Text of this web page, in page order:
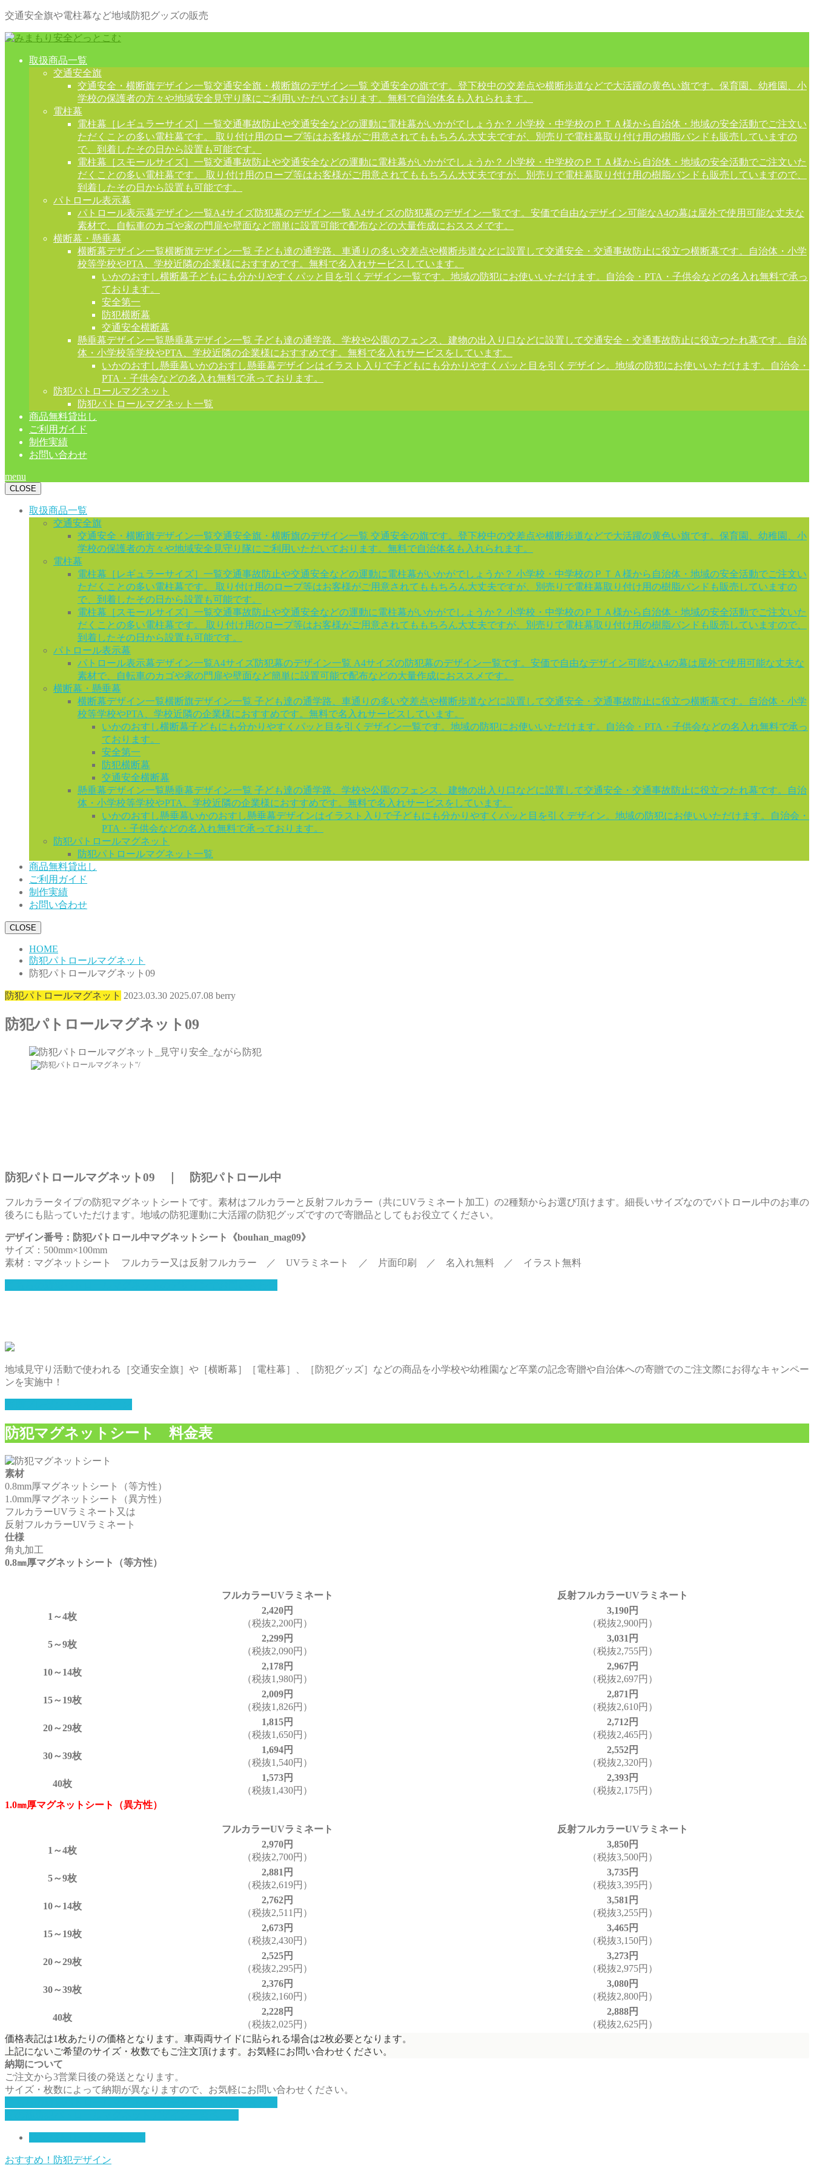
交通安全旗や電柱幕など地域防犯グッズの販売
取扱商品一覧
交通安全旗
交通安全・横断旗デザイン一覧交通安全旗・横断旗のデザイン一覧 交通安全の旗です。登下校中の交差点や横断歩道などで大活躍の黄色い旗です。保育園、幼稚園、小
学校の保護者の方々や地域安全見守り隊にご利用いただいております。無料で自治体名も入れられます。
電柱幕
電柱幕［レギュラーサイズ］一覧交通事故防止や交通安全などの運動に電柱幕がいかがでしょうか？ 小学校・中学校のＰＴＡ様から自治体・地域の安全活動でご注文い
ただくことの多い電柱幕です。 取り付け用のロープ等はお客様がご用意されてももちろん大丈夫ですが、別売りで電柱幕取り付け用の樹脂バンドも販売していますの
で、到着したその日から設置も可能です。
電柱幕［スモールサイズ］一覧交通事故防止や交通安全などの運動に電柱幕がいかがでしょうか？ 小学校・中学校のＰＴＡ様から自治体・地域の安全活動でご注文いた
だくことの多い電柱幕です。 取り付け用のロープ等はお客様がご用意されてももちろん大丈夫ですが、別売りで電柱幕取り付け用の樹脂バンドも販売していますので、
到着したその日から設置も可能です。
パトロール表示幕
パトロール表示幕デザイン一覧A4サイズ防犯幕のデザイン一覧 A4サイズの防犯幕のデザイン一覧です。安価で自由なデザイン可能なA4の幕は屋外で使用可能な丈夫な
素材で、自転車のカゴや家の門扉や壁面など簡単に設置可能で配布などの大量作成におススメです。
横断幕・懸垂幕
横断幕デザイン一覧横断旗デザイン一覧 子ども達の通学路、車通りの多い交差点や横断歩道などに設置して交通安全・交通事故防止に役立つ横断幕です。自治体・小学
校等学校やPTA、学校近隣の企業様におすすめです。無料で名入れサービスしています。
いかのおすし横断幕子どもにも分かりやすくパッと目を引くデザイン一覧です。地域の防犯にお使いいただけます。自治会・PTA・子供会などの名入れ無料で承っ
ております。
安全第一
防犯横断幕
交通安全横断幕
懸垂幕デザイン一覧懸垂幕デザイン一覧 子ども達の通学路、学校や公園のフェンス、建物の出入り口などに設置して交通安全・交通事故防止に役立つたれ幕です。自治
体・小学校等学校やPTA、学校近隣の企業様におすすめです。無料で名入れサービスをしています。
いかのおすし懸垂幕いかのおすし懸垂幕デザインはイラスト入りで子どもにも分かりやすくパッと目を引くデザイン。地域の防犯にお使いいただけます。自治会・
PTA・子供会などの名入れ無料で承っております。
防犯パトロールマグネット
防犯パトロールマグネット一覧
商品無料貸出し
ご利用ガイド
制作実績
お問い合わせ
menu
CLOSE
取扱商品一覧
交通安全旗
交通安全・横断旗デザイン一覧交通安全旗・横断旗のデザイン一覧 交通安全の旗です。登下校中の交差点や横断歩道などで大活躍の黄色い旗です。保育園、幼稚園、小
学校の保護者の方々や地域安全見守り隊にご利用いただいております。無料で自治体名も入れられます。
電柱幕
電柱幕［レギュラーサイズ］一覧交通事故防止や交通安全などの運動に電柱幕がいかがでしょうか？ 小学校・中学校のＰＴＡ様から自治体・地域の安全活動でご注文い
ただくことの多い電柱幕です。 取り付け用のロープ等はお客様がご用意されてももちろん大丈夫ですが、別売りで電柱幕取り付け用の樹脂バンドも販売していますの
で、到着したその日から設置も可能です。
電柱幕［スモールサイズ］一覧交通事故防止や交通安全などの運動に電柱幕がいかがでしょうか？ 小学校・中学校のＰＴＡ様から自治体・地域の安全活動でご注文いた
だくことの多い電柱幕です。 取り付け用のロープ等はお客様がご用意されてももちろん大丈夫ですが、別売りで電柱幕取り付け用の樹脂バンドも販売していますので、
到着したその日から設置も可能です。
パトロール表示幕
パトロール表示幕デザイン一覧A4サイズ防犯幕のデザイン一覧 A4サイズの防犯幕のデザイン一覧です。安価で自由なデザイン可能なA4の幕は屋外で使用可能な丈夫な
素材で、自転車のカゴや家の門扉や壁面など簡単に設置可能で配布などの大量作成におススメです。
横断幕・懸垂幕
横断幕デザイン一覧横断旗デザイン一覧 子ども達の通学路、車通りの多い交差点や横断歩道などに設置して交通安全・交通事故防止に役立つ横断幕です。自治体・小学
校等学校やPTA、学校近隣の企業様におすすめです。無料で名入れサービスしています。
いかのおすし横断幕子どもにも分かりやすくパッと目を引くデザイン一覧です。地域の防犯にお使いいただけます。自治会・PTA・子供会などの名入れ無料で承っ
ております。
安全第一
防犯横断幕
交通安全横断幕
懸垂幕デザイン一覧懸垂幕デザイン一覧 子ども達の通学路、学校や公園のフェンス、建物の出入り口などに設置して交通安全・交通事故防止に役立つたれ幕です。自治
体・小学校等学校やPTA、学校近隣の企業様におすすめです。無料で名入れサービスをしています。
いかのおすし懸垂幕いかのおすし懸垂幕デザインはイラスト入りで子どもにも分かりやすくパッと目を引くデザイン。地域の防犯にお使いいただけます。自治会・
PTA・子供会などの名入れ無料で承っております。
防犯パトロールマグネット
防犯パトロールマグネット一覧
商品無料貸出し
ご利用ガイド
制作実績
お問い合わせ
CLOSE
HOME
防犯パトロールマグネット
防犯パトロールマグネット09
防犯パトロールマグネット 2023.03.30 2025.07.08 berry
防犯パトロールマグネット09
防犯パトロールマグネット09 ｜ 防犯パトロール中
フルカラータイプの防犯マグネットシートです。素材はフルカラーと反射フルカラー（共にUVラミネート加工）の2種類からお選び頂けます。細長いサイズなのでパトロール中のお車の
後ろにも貼っていただけます。地域の防犯運動に大活躍の防犯グッズですので寄贈品としてもお役立てください。
デザイン番号：防犯パトロール中マグネットシート《bouhan_mag09》
サイズ：500mm×100mm
素材：マグネットシート フルカラー又は反射フルカラー ／ UVラミネート ／ 片面印刷 ／ 名入れ無料 ／ イラスト無料
地域見守り活動で使われる［交通安全旗］や［横断幕］［電柱幕］、［防犯グッズ］などの商品を小学校や幼稚園など卒業の記念寄贈や自治体への寄贈でのご注文際にお得なキャンペー
ンを実施中！
防犯マグネットシート 料金表
素材
0.8mm厚マグネットシート（等方性）
1.0mm厚マグネットシート（異方性）
フルカラーUVラミネート又は
反射フルカラーUVラミネート
仕様
角丸加工
0.8㎜厚マグネットシート（等方性）
フルカラーUVラミネート 反射フルカラーUVラミネート
1～4枚
2,420円
（税抜2,200円）
3,190円
（税抜2,900円）
5～9枚
2,299円
（税抜2,090円）
3,031円
（税抜2,755円）
10～14枚
2,178円
（税抜1,980円）
2,967円
（税抜2,697円）
15～19枚
2,009円
（税抜1,826円）
2,871円
（税抜2,610円）
20～29枚
1,815円
（税抜1,650円）
2,712円
（税抜2,465円）
30～39枚
1,694円
（税抜1,540円）
2,552円
（税抜2,320円）
40枚
1,573円
（税抜1,430円）
2,393円
（税抜2,175円）
1.0㎜厚マグネットシート（異方性）
フルカラーUVラミネート 反射フルカラーUVラミネート
1～4枚
2,970円
（税抜2,700円）
3,850円
（税抜3,500円）
5～9枚
2,881円
（税抜2,619円）
3,735円
（税抜3,395円）
10～14枚
2,762円
（税抜2,511円）
3,581円
（税抜3,255円）
15～19枚
2,673円
（税抜2,430円）
3,465円
（税抜3,150円）
20～29枚
2,525円
（税抜2,295円）
3,273円
（税抜2,975円）
30～39枚
2,376円
（税抜2,160円）
3,080円
（税抜2,800円）
40枚
2,228円
（税抜2,025円）
2,888円
（税抜2,625円）
価格表記は1枚あたりの価格となります。車両両サイドに貼られる場合は2枚必要となります。
上記にないご希望のサイズ・枚数でもご注文頂けます。お気軽にお問い合わせください。
納期について
ご注文から3営業日後の発送となります。
サイズ・枚数によって納期が異なりますので、お気軽にお問い合わせください。
おすすめ！ 防犯デザイン